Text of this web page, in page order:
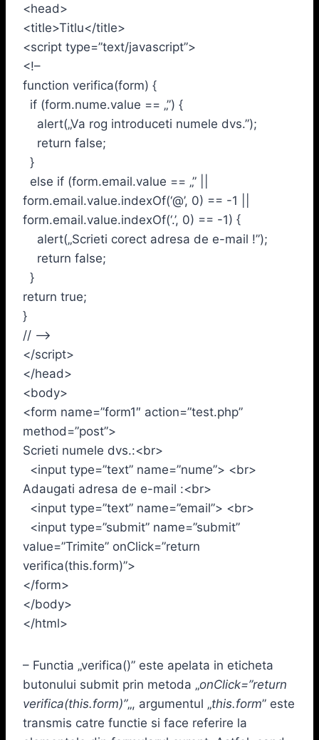
<head>
<title>Titlu</title>
<script type=”text/javascript”>
<!–
function verifica(form) {
if (form.nume.value == „”) {
alert(„Va rog introduceti numele dvs.”);
return false;
}
else if (form.email.value == „” ||
form.email.value.indexOf(‘@’, 0) == -1 ||
form.email.value.indexOf(‘.’, 0) == -1) {
alert(„Scrieti corect adresa de e-mail !”);
return false;
}
return true;
}
// –>
</script>
</head>
<body>
<form name=”form1″ action=”test.php”
method=”post”>
Scrieti numele dvs.:<br>
<input type=”text” name=”nume”> <br>
Adaugati adresa de e-mail :<br>
<input type=”text” name=”email”> <br>
<input type=”submit” name=”submit”
value=”Trimite” onClick=”return
verifica(this.form)”>
</form>
</body>
</html>
– Functia „verifica()” este apelata in eticheta
butonului submit prin metoda „onClick=”return
verifica(this.form)”„, argumentul „this.form” este
transmis catre functie si face referire la